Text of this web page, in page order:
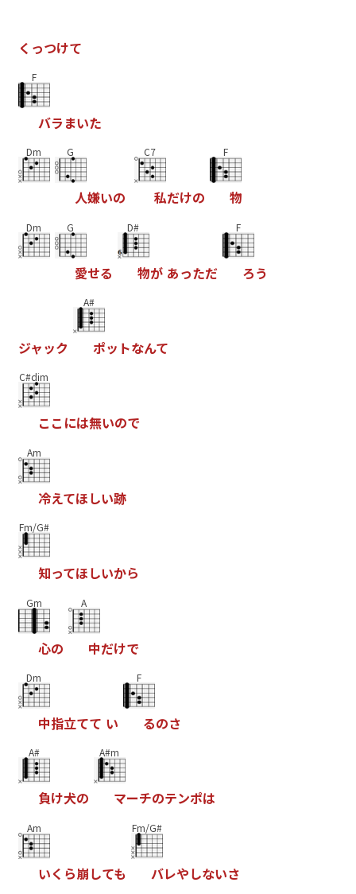
く っつけて
F
バラ まいた
Dm G
人嫌いの
C7
私だけの
F
物
Dm G
愛せる
D#
物が あっただ
F
ろう
ジャック
A#
ポッ トなんて
C#dim
こ こ には無いので
Am
冷えてほしい跡
Fm/G#
知ってほしいから
Gm
心の
A
中だけで
Dm
中指立てて い
F
るのさ
A#
負け犬の
A#m
マーチのテンポは
Am
いく ら崩しても
Fm/G#
バレやしないさ